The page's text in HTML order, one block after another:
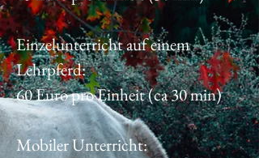
Einzelunterricht auf einem
Lehrpferd:
60 Euro pro Einheit (ca 30 min)
Mobiler Unterricht: